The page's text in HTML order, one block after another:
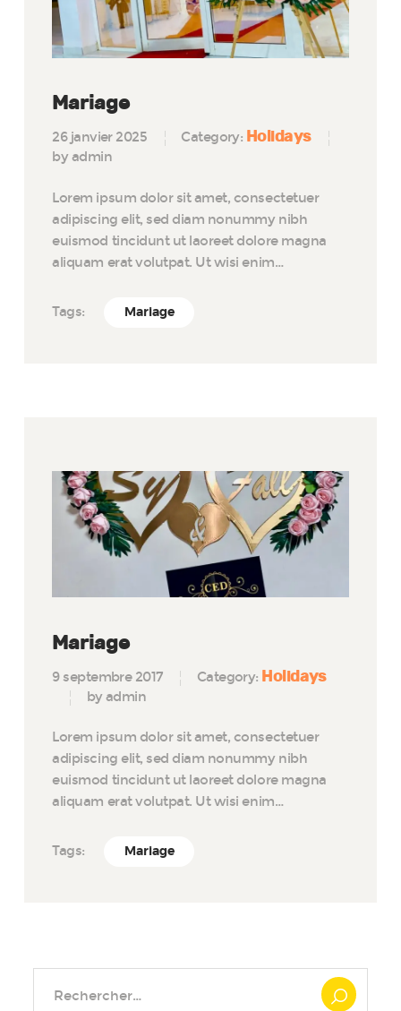
Mariage
26 janvier 2025 Category: Holidays
by admin
Lorem ipsum dolor sit amet, consectetuer
adipiscing elit, sed diam nonummy nibh
euismod tincidunt ut laoreet dolore magna
aliquam erat volutpat. Ut wisi enim…
Tags: Mariage
Mariage
9 septembre 2017 Category: Holidays
by admin
Lorem ipsum dolor sit amet, consectetuer
adipiscing elit, sed diam nonummy nibh
euismod tincidunt ut laoreet dolore magna
aliquam erat volutpat. Ut wisi enim…
Tags: Mariage